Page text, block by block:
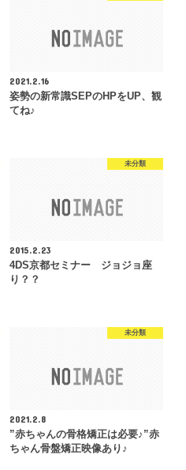
2021.2.16
姿勢の新常識SEPのHPをUP、観
てね♪
未分類
2015.2.23
4DS京都セミナー ジョジョ座
り？？
未分類
2021.2.8
”赤ちゃんの骨格矯正は必要♪”赤
ちゃん骨盤矯正映像あり♪